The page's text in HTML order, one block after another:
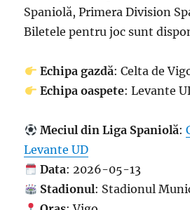
Spaniolă, Primera Division
Biletele pentru joc sunt
Echipa gazdă: Celta de
Echipa oaspete: Levante
Meciul din Liga Spaniolă:
Levante UD
Data: 2026-05-13
Stadionul: Stadionul